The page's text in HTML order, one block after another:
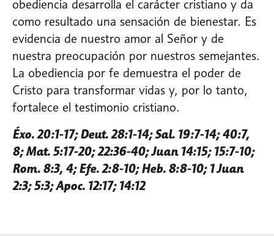
obediencia desarrolla el carácter cristiano y da
como resultado una sensación de bienestar. Es
evidencia de nuestro amor al Señor y de
nuestra preocupación por nuestros semejantes.
La obediencia por fe demuestra el poder de
Cristo para transformar vidas y, por lo tanto,
fortalece el testimonio cristiano.
Éxo. 20:1-17; Deut. 28:1-14; Sal. 19:7-14; 40:7,
8; Mat. 5:17-20; 22:36-40; Juan 14:15; 15:7-10;
Rom. 8:3, 4; Efe. 2:8-10; Heb. 8:8-10; 1 Juan
2:3; 5:3; Apoc. 12:17; 14:12